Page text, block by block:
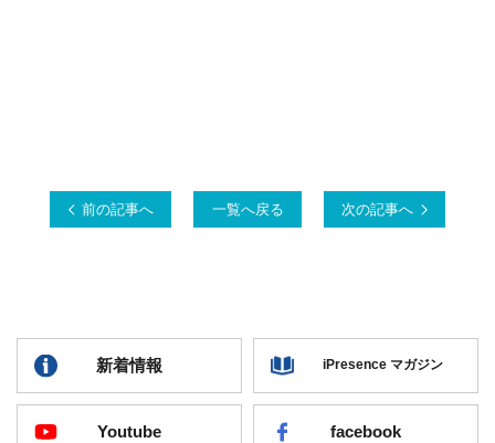
前の記事へ 一覧へ戻る 次の記事へ
新着情報 iPresence マガジン
Youtube facebook